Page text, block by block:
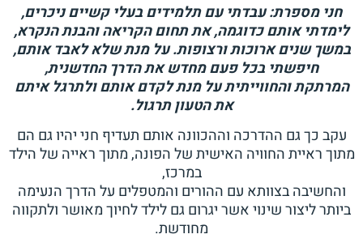
חני מספרת: עבדתי עם תלמידים בעלי קשיים ניכרים,
לימדתי אותם כדוגמה, את תחום הקריאה והבנת הנקרא,
במשך שנים ארוכות ורצופות. על מנת שלא לאבד אותם,
חיפשתי בכל פעם מחדש את הדרך החדשנית,
המרתקת והחווייתית על מנת לקדם אותם ולתרגל איתם
את הטעוןתרגול.
עקב כך גם ההדרכה וההכוונה אותם תעדיף חני יהיו גם הם
מתוך ראיית החוויה האישית של הפונה, מתוך ראייה של הילד
במרכז,
והחשיבה בצוותא עם ההורים והמטפלים על הדרך הנעימה
ביותר ליצור שינוי אשר יגרום גם לילד לחיוך מאושר ולתקווה
מחודשת.